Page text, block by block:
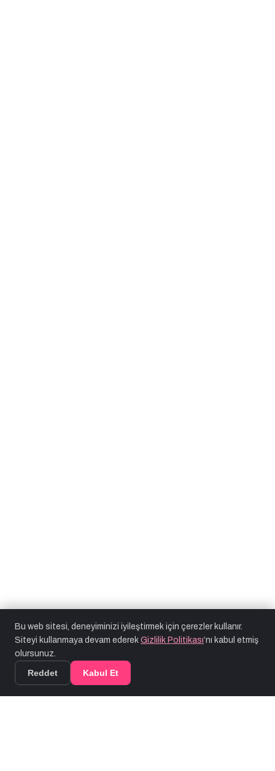
Bu web sitesi, deneyiminizi iyileştirmek için çerezler kullanır.
Siteyi kullanmaya devam ederek Gizlilik Politikası’nı kabul etmiş
olursunuz.
Reddet Kabul Et